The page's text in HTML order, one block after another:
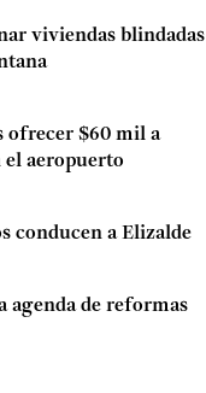
viviendas blindadas
ofrecer $60 mil a
aeropuerto
conducen a Elizalde
agenda de reformas